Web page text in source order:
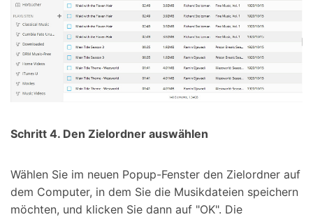
Schritt 4. Den Zielordner auswählen
Wählen Sie im neuen Popup-Fenster den Zielordner auf
dem Computer, in dem Sie die Musikdateien speichern
möchten, und klicken Sie dann auf "OK". Die